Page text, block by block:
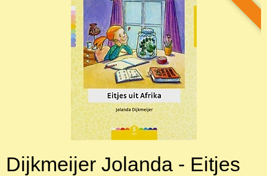
Dijkmeijer Jolanda - Eitjes